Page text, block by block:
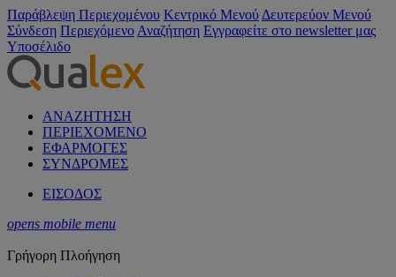
Παράβλεψη Περιεχομένου Κεντρικό Μενού Δευτερεύον Μενού
Σύνδεση Περιεχόμενο Αναζήτηση Εγγραφείτε στο newsletter μας
Υποσέλιδο
ΑΝΑΖΗΤΗΣΗ
ΠΕΡΙΕΧΟΜΕΝΟ
ΕΦΑΡΜΟΓΕΣ
ΣΥΝΔΡΟΜΕΣ
ΕΙΣΟΔΟΣ
opens mobile menu
Γρήγορη Πλοήγηση